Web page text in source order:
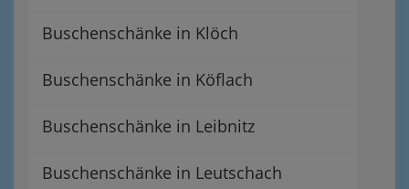
Buschenschänke in Klöch
Buschenschänke in Köflach
Buschenschänke in Leibnitz
Buschenschänke in Leutschach